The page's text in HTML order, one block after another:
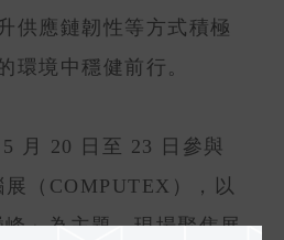
供應鏈韌性等方式積極
環境中穩健前行。
20 日至 23 日參與
（COMPUTEX），以
」為主題，現場聚焦展